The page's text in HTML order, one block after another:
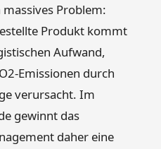
Problem:
Produkt kommt
Aufwand,
Emissionen durch
verursacht. Im
gewinnt das
daher eine